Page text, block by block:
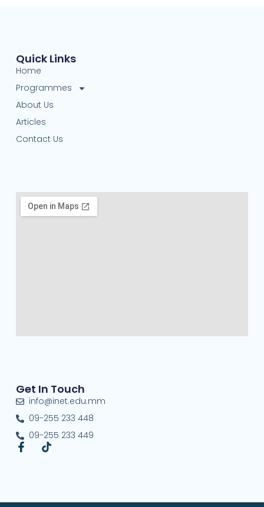
Get In Touch
info@inet.edu.mm
09-255 233 448
09-255 233 449
Quick Links
Home
Programmes
About Us
Articles
Contact Us